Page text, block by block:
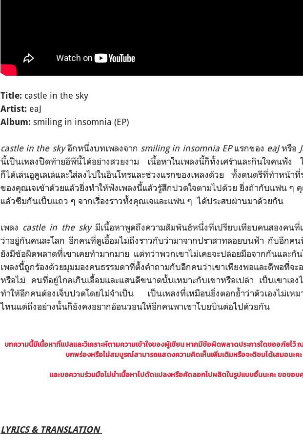
Title: castle in the sky
Artist: eaJ
Album: smiling in insomnia (EP)
castle in the skyอีกหนึ่งบทเพลงจาก smiling in insomnia EPแรกของ eaJหรือ
นี้เป็นเพลงปิดท้ายอีพีนี้ได้อย่างสวยงาม เนื้อหาในเพลงนี้ก็ทั้งเศร้าและกินใจคนฟัง
ก็ได้เล่นอูคูเลเล่และใส่ลงไปในอินโทรและช่วงแรกของเพลงด้วย ทั้งดนตรีที่ทำหน้า
ของคุณเจเข้าด้วยแล้วยิ่งทำให้ฟังเพลงนี้แล้วรู้สึกปวดใจตามไปด้วย ยิ่งถ้ากับแฟน ๆ
แล้วซึมกันเป็นแถว ๆ จากเรื่องราวทั้งคุณเจและแฟน ๆ ได้ประสบผ่านมาด้วยกัน
เพลง castle in the skyมีเนื้อหาพูดถึงความสัมพันธ์หนึ่งที่เปรียบเทียบคนสองคนที่
ว่าอยู่กันคนละโลก อีกคนที่ดูเอื้อมไม่ถึงราวกับว่ามาจากปราสาทลอยบนฟ้า กับอีกค
ยังมีข้อผิดพลาดที่เขาเคยทำมากมาย แต่ทว่าพวกเขาไม่เคยจะปล่อยมือจากกันและกัน
เพลงนี้ถูกร้องด้วยมุมมองคนธรรมดาที่ตั้งคำถามกับอีกคนว่าเขาเพียงพอและดีพอที่จะ
หรือไม่ คนที่อยู่ไกลเกินเอื้อมและแสนดีขนาดนั้นเหมาะกับเขาหรือเปล่า เป็นเขาเอ
ทำให้อีกคนต้องเจ็บปวดโดยไม่จำเป็น เป็นเพลงที่เหมือนยิ่งตอกย้ำว่าตัวเองไม่เห
ไหนแต่ถึงอย่างนั้นก็ยังคงอยากอ้อนวอนให้อีกคนพาเขาโบยบินต่อไปด้วยกัน
บทความนี้มีเนื้อหาที่แปลและวิเคราะห์ตามความเข้าใจของผู้เขียนหากมีข้อผิดพลาดประการใดขออภัยไว้
บกพร่องหรือไม่สมบูรณ์สามารถแสดงความคิดเห็นเพิ่มเติมหรือจะติชมได้เสมอนะคะ
และขอความร่วมมือไม่นำเนื้อหาไปดัดแปลงหรือคัดลอกไปผลิตในรูปแบบอื่นนะคะ ขอขอ
LYRICS & TRANSLATION